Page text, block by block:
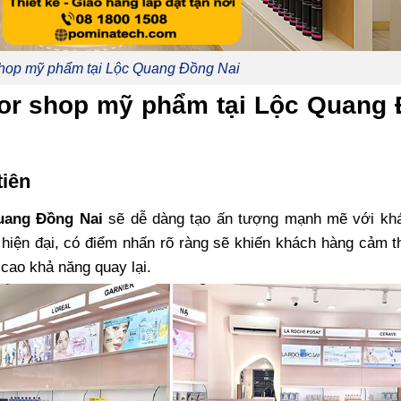
mỹ phẩm tại Lộc Quang Đồng Nai
shop mỹ phẩm tại Lộc Quang
Đồng Nai sẽ dễ dàng tạo ấn tượng mạnh mẽ với
đại, có điểm nhấn rõ ràng sẽ khiến khách hàng cảm
khả năng quay lại.